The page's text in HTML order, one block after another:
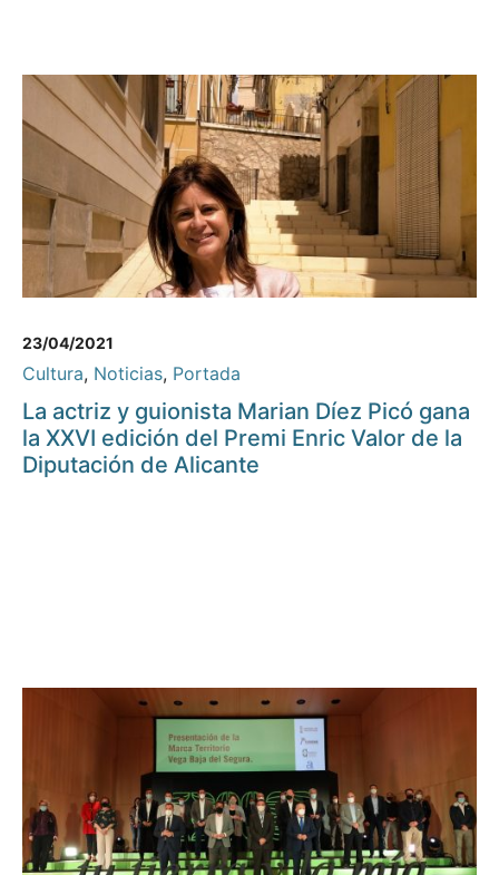
23/04/2021
Cultura, Noticias, Portada
La actriz y guionista Marian Díez Picó gana
la XXVI edición del Premi Enric Valor de la
Diputación de Alicante